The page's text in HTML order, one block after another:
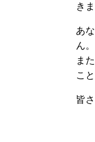
きま
あ
ん。
ま
こ
皆